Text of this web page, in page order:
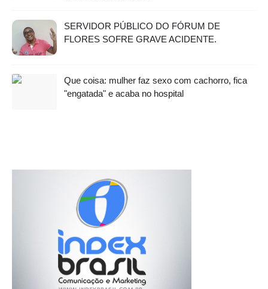
SERVIDOR PÚBLICO DO FÓRUM DE
FLORES SOFRE GRAVE ACIDENTE.
Que coisa: mulher faz sexo com cachorro, fica
"engatada" e acaba no hospital